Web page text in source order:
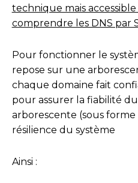
technique mais
comprendre les DNS par
Pour fonctionner le
repose sur une
chaque domaine fait
pour assurer la fiabilité
arborescente (sous
résilience du système
Ainsi :